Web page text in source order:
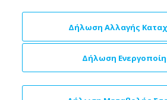
Δήλωση Αλλαγής
Δήλωση